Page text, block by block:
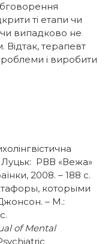
ті етапи чи
випадково не
терапевт
і виробити
Луцьк: РВВ «Вежа»
2008. – 188 с.
которыми
– М.:
of Mental